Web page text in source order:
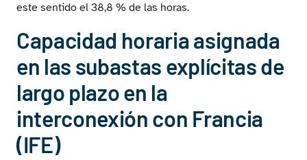
este sentido el 38,8 % de las horas.
Capacidad horaria asignada
en las subastas explícitas de
largo plazo en la
interconexión con Francia
(IFE)